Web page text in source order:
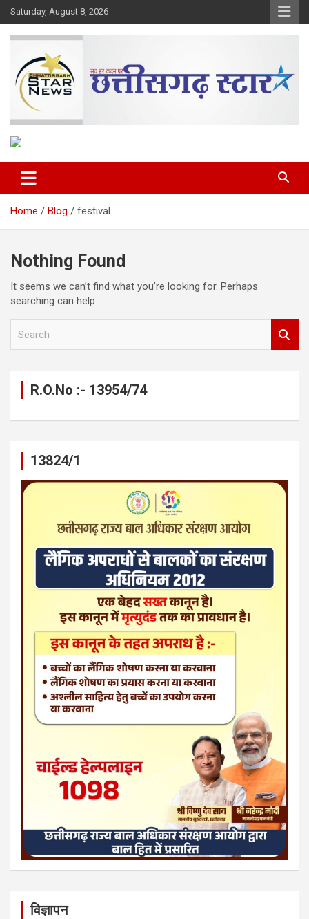
Skip
to
content
Saturday, August 8, 2026
Chhattisgarh Star
Home Blog festival
Nothing Found
It seems we can’t find what you’re looking for. Perhaps
searching can help.
R.O.No :- 13954/74
13824/1
विज्ञापन